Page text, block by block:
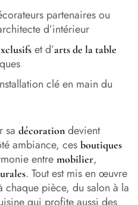
partenaires ou
d’intérieur
et d’arts de la table
clé en main du
sa décoration devient
ambiance, ces boutiques
entre mobilier,
. Tout est mis en œuvre
chaque pièce, du salon à la
qui profite aussi des